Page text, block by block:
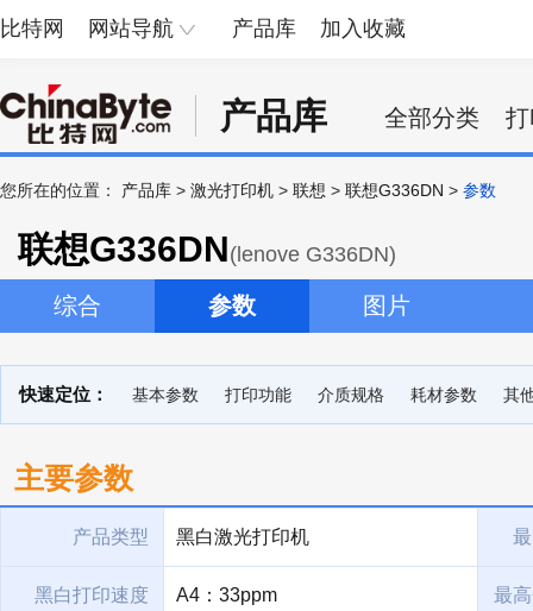
比特网 网站导航 产品库 加入收藏
产品库 全部分类
您所在的位置： 产品库 > 激光打印机 > 联想 > 联想G336DN > 参数
联想G336DN(lenove G336DN)
综合 参数 图片
快速定位： 基本参数 打印功能 介质规格 耗材参数 其
主要参数
产品类型 黑白激光打印机
黑白打印速度 A4：33ppm 最